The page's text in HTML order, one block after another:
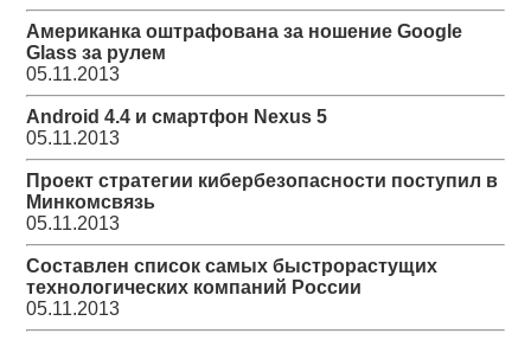
Американка оштрафована за ношение Google
Glass за рулем
05.11.2013
Android 4.4 и смартфон Nexus 5
05.11.2013
Проект стратегии кибербезопасности поступил в
Минкомсвязь
05.11.2013
Составлен список самых быстрорастущих
технологических компаний России
05.11.2013